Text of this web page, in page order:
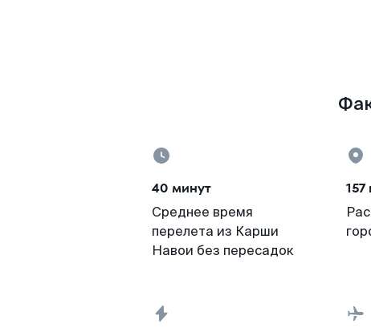
40 минут
Среднее время
перелета из Карши
Навои без пересадок
157